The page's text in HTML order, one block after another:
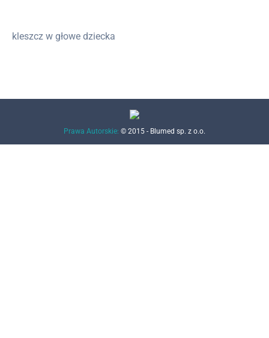
kleszcz w głowe dziecka
Prawa Autorskie: © 2015 - Blumed sp. z o.o.